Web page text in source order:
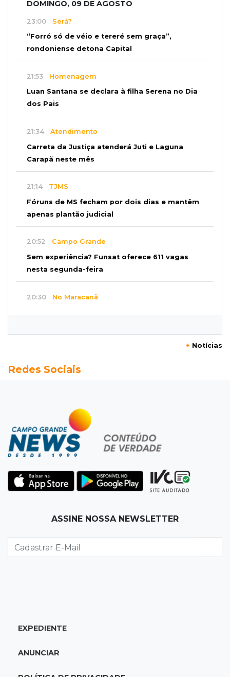
DOMINGO, 09 DE AGOSTO
23:00 Será?
“Forró só de véio e tereré sem graça”,
rondoniense detona Capital
21:53 Homenagem
Luan Santana se declara à filha Serena no Dia
dos Pais
21:34 Atendimento
Carreta da Justiça atenderá Juti e Laguna
Carapã neste mês
21:14 TJMS
Fóruns de MS fecham por dois dias e mantêm
apenas plantão judicial
20:52 Campo Grande
Sem experiência? Funsat oferece 611 vagas
nesta segunda-feira
20:30 No Maracanã
Seleções em MS têm salários de até R$ 8,2 mil;
Jardim Itatiaia
Vigia é amarrado durante roubo de carro e
dois caminhões em pátio
Corinthians vence Bragantino por 2 a 0 e sobe
para 7º no Brasileirão
Na Vila Belmiro
lugar no Brasileirão
18:33Em 2022
adolescente atropelada no Amazonas
+ Notícias
Redes Sociais
ASSINE NOSSA NEWSLETTER
EXPEDIENTE
ANUNCIAR